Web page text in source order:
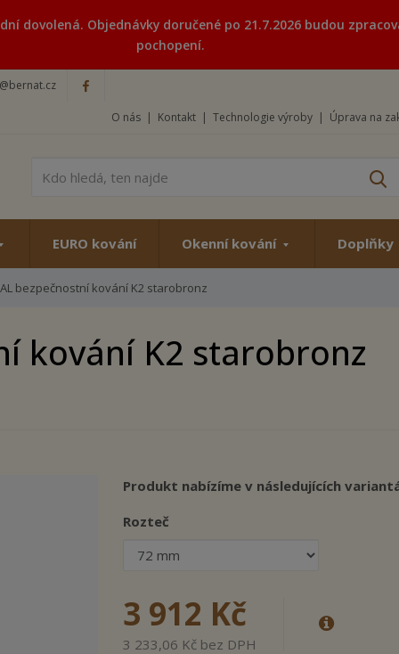
dovolená. Objednávky doručené po 21.7.2026 budou
pochopení.
O nás Kontakt Technologie výroby Úprava na
EURO kování Okenní kování Doplňky
bezpečnostní kování K2 starobronz
kování K2 starobronz
Produkt nabízíme v následujících
Rozteč
3 912 Kč
3 233,06 Kč bez DPH